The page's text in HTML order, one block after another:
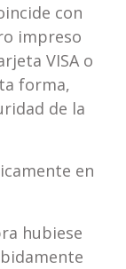
con
impreso
VISA o
forma,
de la
en
hubiese